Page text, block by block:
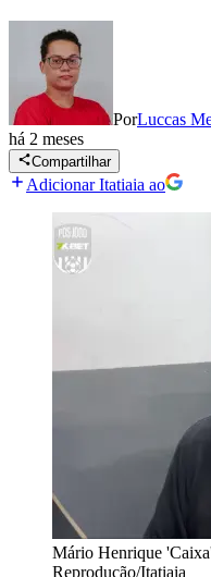
PorLuccas
há 2 meses
Compartilhar
Adicionar Itatiaia ao
Mário Henrique
Reprodução/Itatiaia